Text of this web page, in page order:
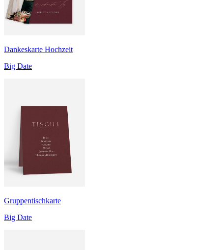
Dankeskarte Hochzeit
Big Date
Gruppentischkarte
Big Date